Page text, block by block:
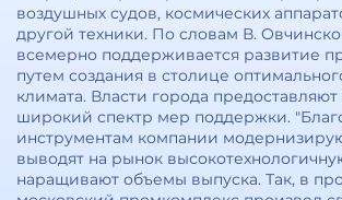
воздушных судов, космических
другой техники. По словам В.
всемерно поддерживается развитие
путем создания в столице
климата. Власти города
широкий спектр мер поддержки.
инструментам компании
выводят на рынок
наращивают объемы выпуска. Так, в